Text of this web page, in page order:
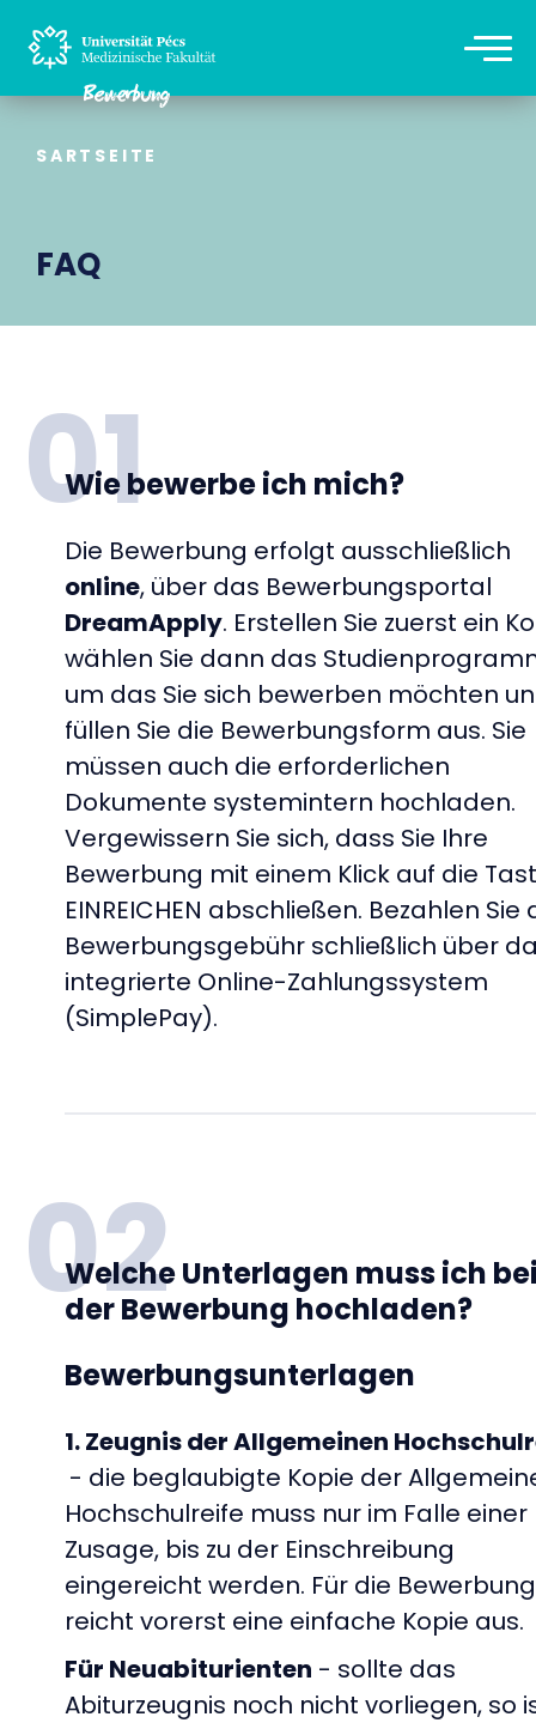
SARTSEITE
FAQ
01
Wie bewerbe ich mich?
Die Bewerbung erfolgt ausschließlich
online, über das Bewerbungsportal
DreamApply. Erstellen Sie zuerst ein
wählen Sie dann das
um das Sie sich bewerben möchten
füllen Sie die Bewerbungsform aus. Sie
müssen auch die erforderlichen
Dokumente systemintern hochladen.
Vergewissern Sie sich, dass Sie Ihre
Bewerbung mit einem Klick auf die
EINREICHEN abschließen. Bezahlen Sie
Bewerbungsgebühr schließlich über
integrierte Online-Zahlungssystem
(SimplePay).
02
Welche Unterlagen muss ich
der Bewerbung hochladen?
Bewerbungsunterlagen
1. Zeugnis der Allgemeinen
- die beglaubigte Kopie der
Hochschulreife muss nur im Falle einer
Zusage, bis zu der Einschreibung
eingereicht werden. Für die Bewerbung
reicht vorerst eine einfache Kopie aus.
Für Neuabiturienten - sollte das
Abiturzeugnis noch nicht vorliegen, so